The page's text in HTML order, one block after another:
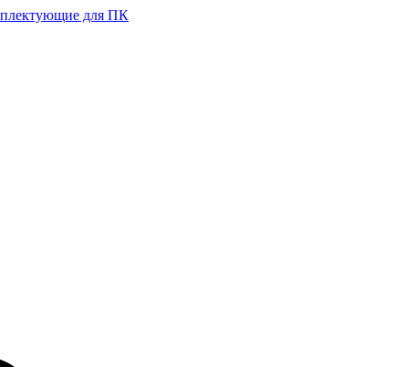
для ПК